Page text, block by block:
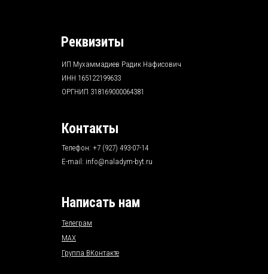
ИП Мухаммадиев Радик Нафисович
ИНН 165122199633
ОРГНИП 318169000064381
Реквизиты
Написать нам
Телефон: +7 (927) 493-07-14
E-mail: info@naladym-byt.ru
Контакты
Группа ВКонтакте
MAX
Телеграм